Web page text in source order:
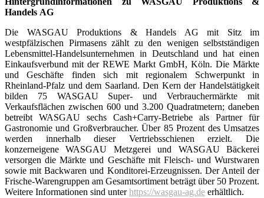
Handels AG
Die WASGAU Produktions & Handels AG mit Sitz im
westpfälzischen Pirmasens zählt zu den wenigen selbstständigen
Lebensmittel-Handelsunternehmen in Deutschland und hat einen
Einkaufsverbund mit der REWE Markt GmbH, Köln. Die Märkte
und Geschäfte finden sich mit regionalem Schwer­punkt in
Rheinland-Pfalz und dem Saarland. Den Kern der Handelstätigkeit
bilden 75 WASGAU Super- und Verbrauchermärkte mit
Verkaufsflächen zwischen 600 und 3.200 Quadratmetern; daneben
betreibt WASGAU sechs Cash+Carry-Betriebe als Partner für
Gastronomie und Groß­verbraucher. Über 85 Prozent des Umsatzes
werden innerhalb dieser Vertriebsschienen erzielt. Die
konzerneigene WASGAU Metzgerei und WASGAU Bäckerei
versorgen die Märkte und Geschäfte mit Fleisch- und Wurstwaren
sowie mit Backwaren und Konditorei-Erzeugnissen. Der Anteil der
Frische-Warengruppen am Gesamtsortiment beträgt über 50 Prozent.
Weitere Informationen sind unterhttps://wasgau-ag.de erhältlich.